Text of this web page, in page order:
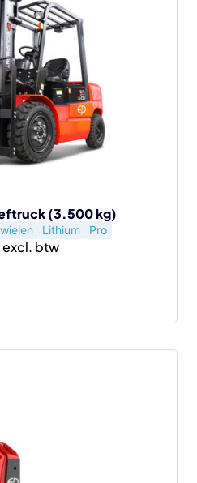
(3.500 kg)
Lithium Pro